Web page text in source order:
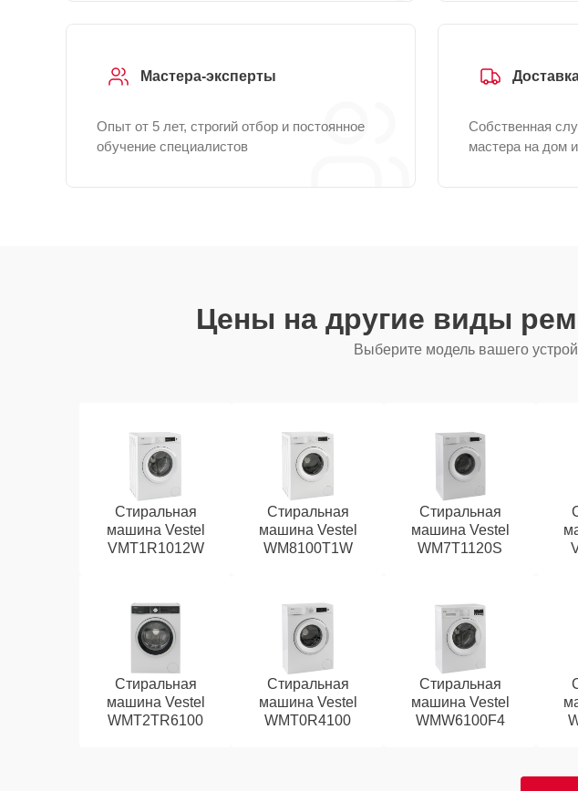
Мастера-эксперты
Опыт от 5 лет, строгий отбор и постоянное
обучение специалистов
Собственная
мастера на дом
Цены на другие виды
Выберите модель вашего
Стиральная
машина Vestel
VMT1R1012W
Стиральная
машина Vestel
WM8100T1W
Стиральная
машина Vestel
WM7T1120S
Стиральная
машина Vestel
WMT2TR6100
Стиральная
машина Vestel
WMT0R4100
Стиральная
машина Vestel
WMW6100F4